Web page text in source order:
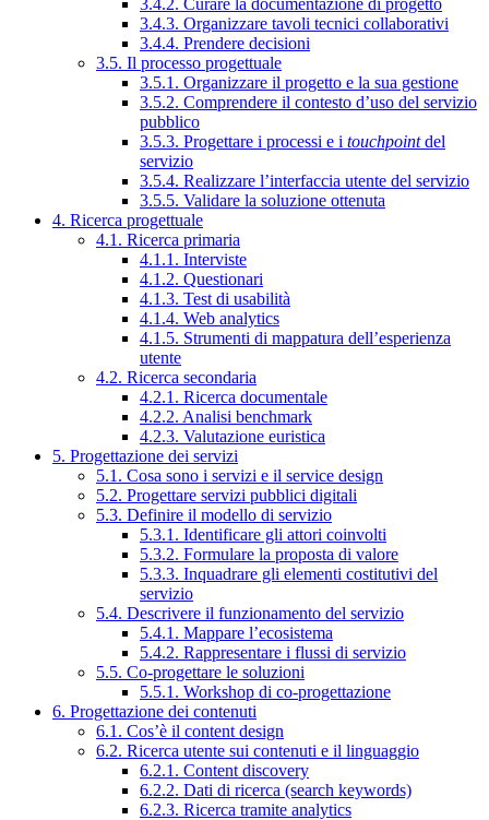
3.4.2. Curare la documentazione di progetto
3.4.3. Organizzare tavoli tecnici collaborativi
3.4.4. Prendere decisioni
3.5. Il processo progettuale
3.5.1. Organizzare il progetto e la sua gestione
3.5.2. Comprendere il contesto d’uso del servizio
pubblico
3.5.3. Progettare i processi e i touchpointdel
servizio
3.5.4. Realizzare l’interfaccia utente del servizio
3.5.5. Validare la soluzione ottenuta
4. Ricerca progettuale
4.1. Ricerca primaria
4.1.1. Interviste
4.1.2. Questionari
4.1.3. Test di usabilità
4.1.4. Web analytics
4.1.5. Strumenti di mappatura dell’esperienza
utente
4.2. Ricerca secondaria
4.2.1. Ricerca documentale
4.2.2. Analisi benchmark
4.2.3. Valutazione euristica
5. Progettazione dei servizi
5.1. Cosa sono i servizi e il service design
5.2. Progettare servizi pubblici digitali
5.3. Definire il modello di servizio
5.3.1. Identificare gli attori coinvolti
5.3.2. Formulare la proposta di valore
5.3.3. Inquadrare gli elementi costitutivi del
servizio
5.4. Descrivere il funzionamento del servizio
5.4.1. Mappare l’ecosistema
5.4.2. Rappresentare i flussi di servizio
5.5. Co-progettare le soluzioni
5.5.1. Workshop di co-progettazione
6. Progettazione dei contenuti
6.1. Cos’è il content design
6.2. Ricerca utente sui contenuti e il linguaggio
6.2.1. Content discovery
6.2.2. Dati di ricerca (search keywords)
6.2.3. Ricerca tramite analytics